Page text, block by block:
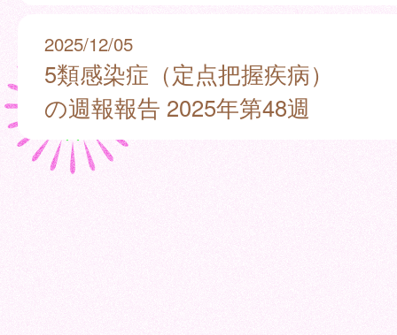
2025/12/05
5類感染症（定点把握疾病）
の週報報告 2025年第48週